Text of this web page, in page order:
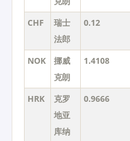
CHF
瑞士
法郎
0.12
NOK
挪威
克朗
1.4108
HRK
克罗
地亚
库纳
0.9666